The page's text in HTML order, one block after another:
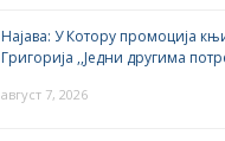
Најава: У Котору промоција
Григорија ,,Једни другима
август 7, 2026